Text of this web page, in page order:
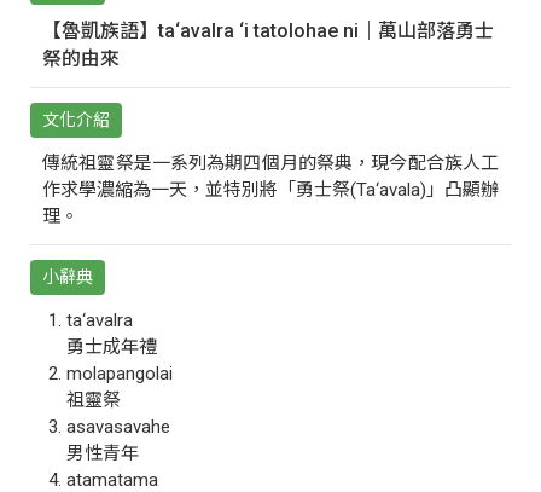
【魯凱族語】ta‘avalra ‘i tatolohae ni｜萬山部落勇士
祭的由來
文化介紹
傳統祖靈祭是一系列為期四個月的祭典，現今配合族人工
作求學濃縮為一天，並特別將「勇士祭(Ta‘avala)」凸顯辦
理。
小辭典
ta‘avalra
勇士成年禮
molapangolai
祖靈祭
asavasavahe
男性青年
atamatama